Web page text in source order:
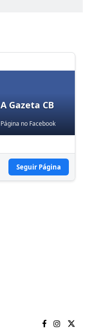
A Gazeta CB
Página no Facebook
Seguir Página